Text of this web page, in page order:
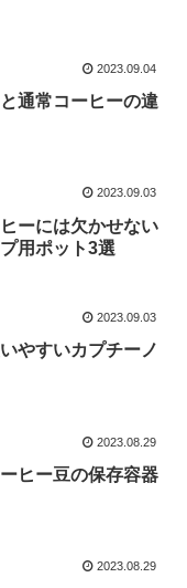
2023.09.04
通常コーヒーの違
2023.09.03
ーには欠かせない
用ポット3選
2023.09.03
やすいカプチーノ
2023.08.29
ヒー豆の保存容器
2023.08.29